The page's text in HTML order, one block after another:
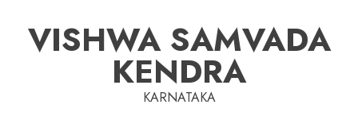
contentVISHWA SAMVADA
KENDRA
KARNATAKA